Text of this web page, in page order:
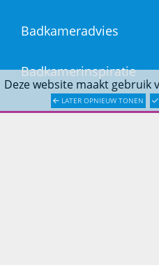
Deze website maakt gebruik
LATER OPNIEUW TONEN
Badkameradvies
Badkamerinspiratie